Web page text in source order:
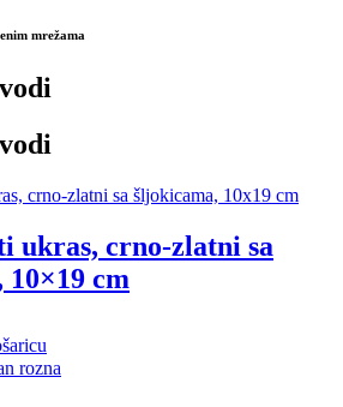
mrežama
ukras, crno-zlatni sa
cm